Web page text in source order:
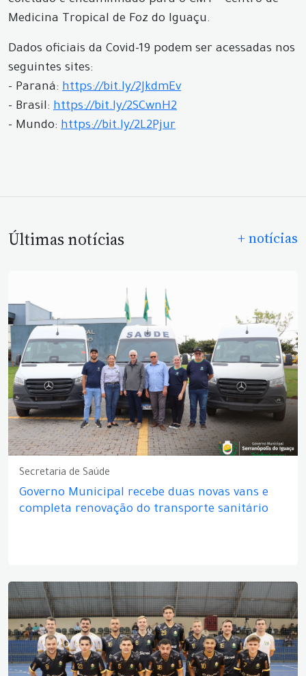
Medicina Tropical de Foz do Iguaçu.
Dados oficiais da Covid-19 podem ser acessadas nos
seguintes sites:
- Paraná: https://bit.ly/2JkdmEv
- Brasil: https://bit.ly/2SCwnH2
- Mundo: https://bit.ly/2L2Pjur
Últimas notícias + notícias
Secretaria de Saúde
Governo Municipal recebe duas novas vans e
completa renovação do transporte sanitário